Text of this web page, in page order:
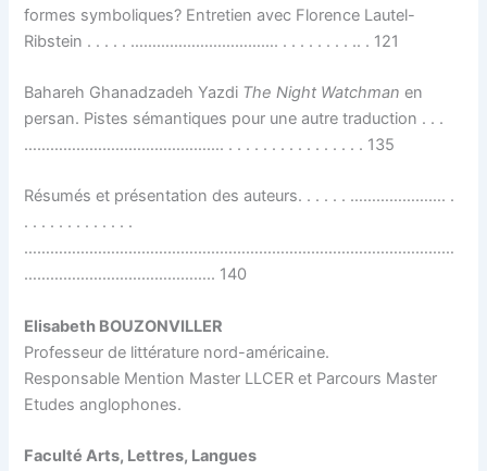
formes symboliques? Entretien avec Florence Lautel-
Ribstein . . . . . ……………………………. . . . . . . . . .. . 121
Bahareh Ghanadzadeh Yazdi The Night Watchman en
persan. Pistes sémantiques pour une autre traduction . . .
………………………………………. . . . . . . . . . . . . . . . . 135
Résumés et présentation des auteurs. . . . . . …………………. .
. . . . . . . . . . . . .
………………………………………………………………………………………
…………………………………….. 140
Elisabeth BOUZONVILLER
Professeur de littérature nord-américaine.
Responsable Mention Master LLCER et Parcours Master
Etudes anglophones.
Faculté Arts, Lettres, Langues